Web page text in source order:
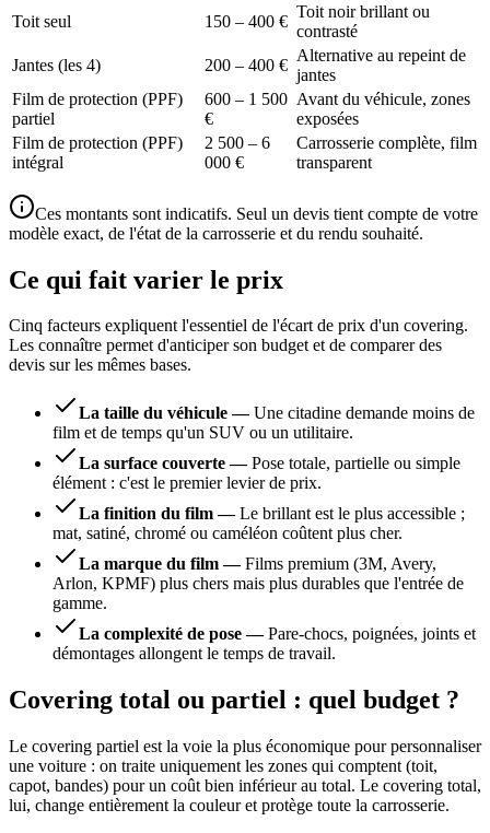
Toit seul
150 – 400 €
Toit noir brillant ou
contrasté
Jantes (les 4)
200 – 400 €
Alternative au repeint de
jantes
Film de protection (PPF)
partiel
600 – 1 500
€
Avant du véhicule, zones
exposées
Film de protection (PPF)
intégral
2 500 – 6
000 €
Carrosserie complète, film
transparent
Ces montants sont indicatifs. Seul un devis tient compte de votre
modèle exact, de l'état de la carrosserie et du rendu souhaité.
Ce qui fait varier le prix
Cinq facteurs expliquent l'essentiel de l'écart de prix d'un covering.
Les connaître permet d'anticiper son budget et de comparer des
devis sur les mêmes bases.
La taille du véhicule— Une citadine demande moins de
film et de temps qu'un SUV ou un utilitaire.
La surface couverte— Pose totale, partielle ou simple
élément : c'est le premier levier de prix.
La finition du film— Le brillant est le plus accessible ;
mat, satiné, chromé ou caméléon coûtent plus cher.
La marque du film— Films premium (3M, Avery,
Arlon, KPMF) plus chers mais plus durables que l'entrée de
gamme.
La complexité de pose— Pare-chocs, poignées, joints et
démontages allongent le temps de travail.
Covering total ou partiel : quel budget ?
Le covering partiel est la voie la plus économique pour personnaliser
une voiture : on traite uniquement les zones qui comptent (toit,
capot, bandes) pour un coût bien inférieur au total. Le covering total,
lui, change entièrement la couleur et protège toute la carrosserie.